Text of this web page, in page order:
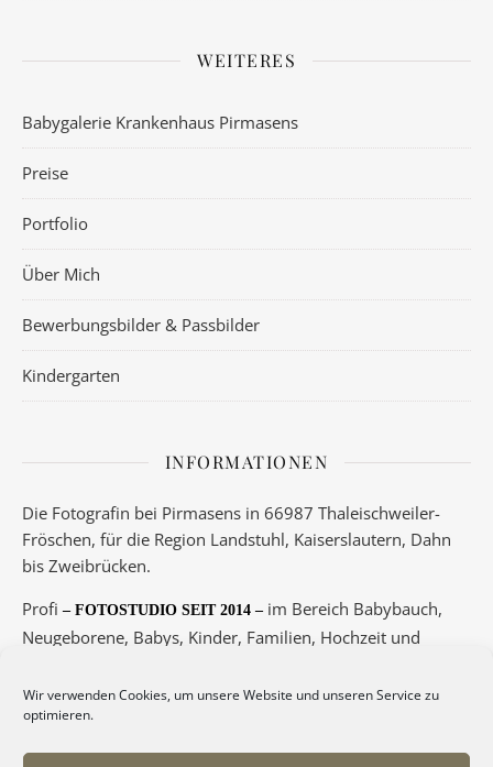
Wir verwenden Cookies, um unsere Website und unseren Service zu
optimieren.
WEITERES
Babygalerie Krankenhaus Pirmasens
Preise
Portfolio
Über Mich
Bewerbungsbilder & Passbilder
Kindergarten
INFORMATIONEN
Die Fotografin bei Pirmasens in 66987 Thaleischweiler-
Fröschen, für die Region Landstuhl, Kaiserslautern, Dahn
bis Zweibrücken.
Profi – FOTOSTUDIO SEIT 2014 – im Bereich Babybauch,
Neugeborene, Babys, Kinder, Familien, Hochzeit und
Telefon 06334/5789 oder 0175/3417145
– Termine nur nach Vereinbarung! –